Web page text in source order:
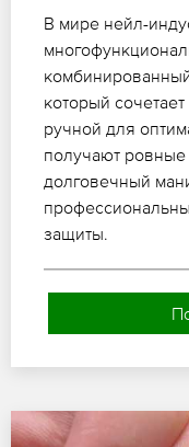
В мире нейл-
который
ручной для
получают
долговечный
защиты.